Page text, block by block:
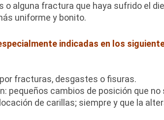
o alguna fractura que haya sufrido el
uniforme y bonito.
indicadas en los
fracturas, desgastes o fisuras.
pequeños cambios de posición que
de carillas; siempre y que la